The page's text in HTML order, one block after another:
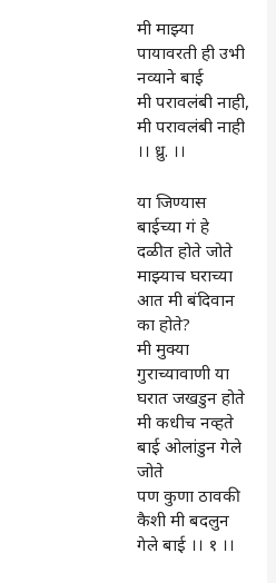
मी माझ्या
पायावरती ही उभी
नव्याने बाई
मी परावलंबी नाही,
मी परावलंबी नाही
।। ध्रु. ।।
या जिण्यास
बाईच्या गं हे
दळीत होते जोते
माझ्याच घराच्या
आत मी बंदिवान
का होते?
मी मुक्या
गुराच्यावाणी या
घरात जखडुन होते
मी कधीच नव्हते
बाई ओलांडुन गेले
जोते
पण कुणा ठावकी
कैशी मी बदलुन
गेले बाई ।। १ ।।